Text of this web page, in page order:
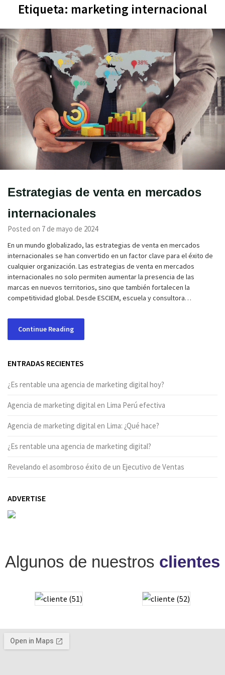
Etiqueta: marketing internacional
Estrategias de venta en mercados
internacionales
Posted on 7 de mayo de 2024
En un mundo globalizado, las estrategias de venta en mercados
internacionales se han convertido en un factor clave para el éxito de
cualquier organización. Las estrategias de venta en mercados
internacionales no solo permiten aumentar la presencia de las
marcas en nuevos territorios, sino que también fortalecen la
competitividad global. Desde ESCIEM, escuela y consultora…
Continue Reading
ENTRADAS RECIENTES
¿Es rentable una agencia de marketing digital hoy?
Agencia de marketing digital en Lima Perú efectiva
Agencia de marketing digital en Lima: ¿Qué hace?
¿Es rentable una agencia de marketing digital?
Revelando el asombroso éxito de un Ejecutivo de Ventas
ADVERTISE
Algunos de nuestros clientes